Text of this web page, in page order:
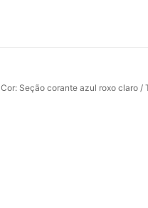
Cor: Seção corante azul roxo claro /